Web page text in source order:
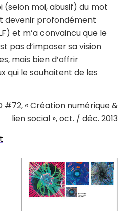
(selon moi, abusif) du mot
devenir profondément
et m’a convaincu que le
pas d’imposer sa vision
mais bien d’offrir
qui le souhaitent de les
#72, « Création numérique &
lien social », oct. / déc. 2013